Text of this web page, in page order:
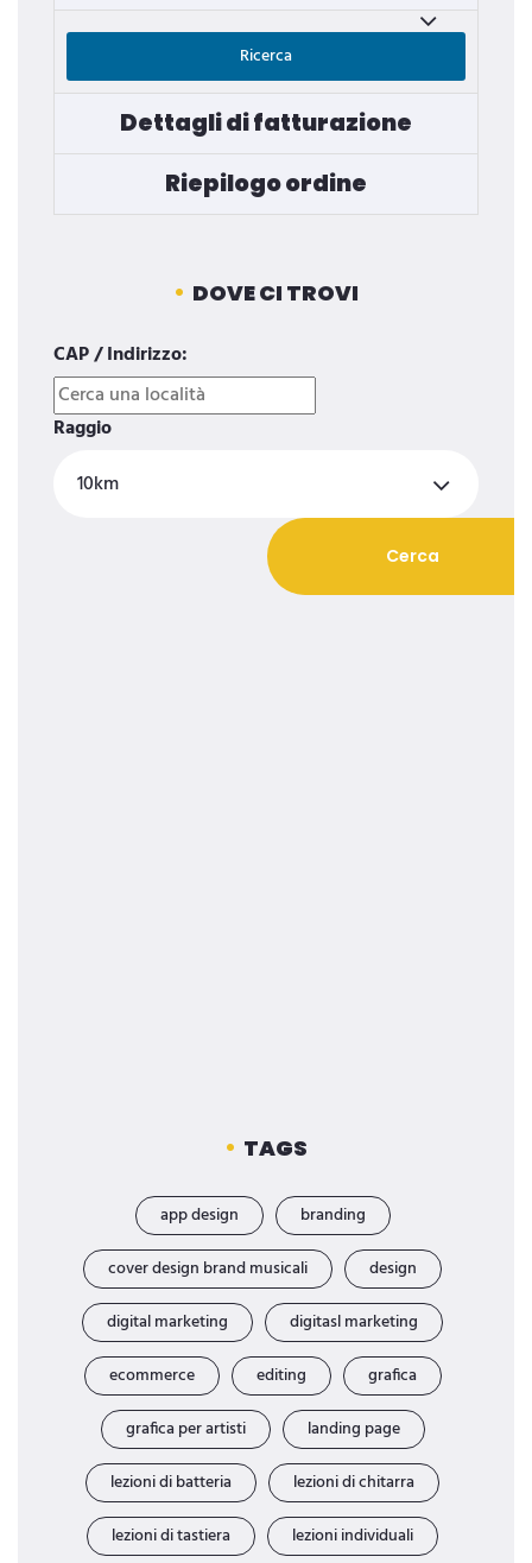
Ricerca
Dettagli di fatturazione
Riepilogo ordine
DOVE CI TROVI
CAP / Indirizzo:
Raggio
TAGS
app design
branding
cover design brand musicali
design
digital marketing
digitasl marketing
ecommerce
editing
grafica
grafica per artisti
landing page
lezioni di batteria
lezioni di chitarra
lezioni di tastiera
lezioni individuali